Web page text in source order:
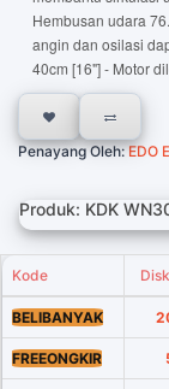
Hembusan udara
angin dan osilasi
40cm [16"] - Motor
Penayang Oleh:EDO
Produk: KDK
Kode
BELIBANYAK
FREEONGKIR